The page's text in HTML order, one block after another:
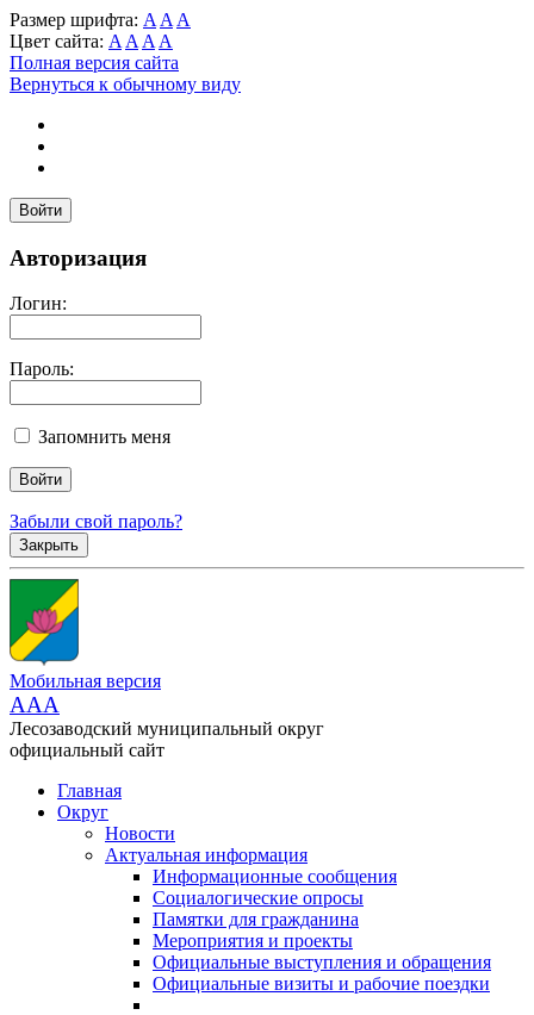
Размер шрифта: A A A
Цвет сайта: A A A A
Полная версия сайта
Вернуться к обычному виду
Войти
Авторизация
Логин:
Пароль:
Запомнить меня
Забыли свой пароль?
Закрыть
Мобильная версия
AAA
Лесозаводский муниципальный округ
официальный сайт
Главная
Округ
Новости
Актуальная информация
Информационные сообщения
Социалогические опросы
Памятки для гражданина
Мероприятия и проекты
Официальные выступления и обращения
Официальные визиты и рабочие поездки